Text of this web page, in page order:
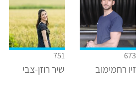
673
זיו רחמימוב
751
שיר רוזן-צבי